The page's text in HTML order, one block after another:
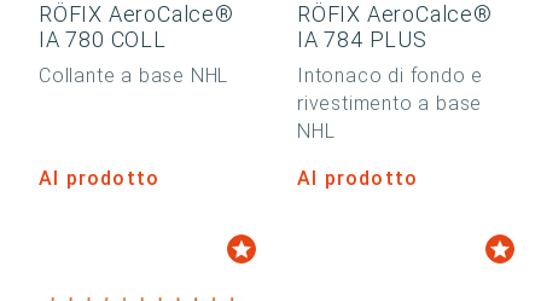
RÖFIX AeroCalce®
IA 780 COLL
Collante a base NHL
Al prodotto
RÖFIX AeroCalce®
IA 784 PLUS
Intonaco di fondo e
rivestimento a base
NHL
Al prodotto